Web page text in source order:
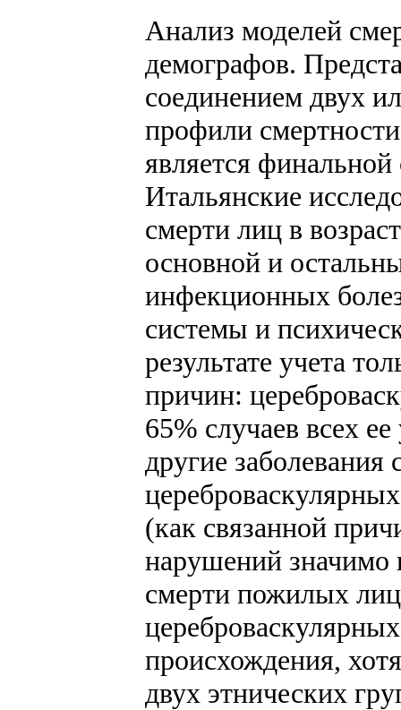
Анализ моделей
демографов.
соединением двух
профили
является
Итальянские
смерти лиц в
основной и
инфекционных
системы и
результате учета
причин:
65% случаев всех
другие
(как связанной
нарушений значимо
смерти пожилых лиц
происхождения,
двух этнических